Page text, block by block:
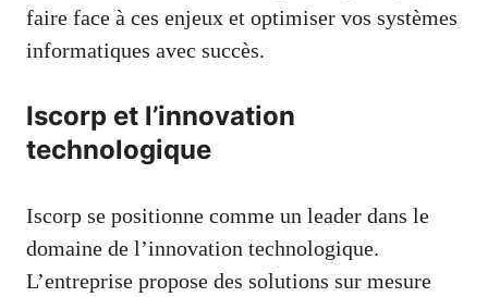
faire face à ces enjeux et optimiser vos systèmes
informatiques avec succès.
Iscorp et l’innovation
technologique
Iscorp se positionne comme un leader dans le
domaine de l’innovation technologique.
L’entreprise propose des solutions sur mesure